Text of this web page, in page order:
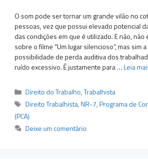
O som pode ser tornar um grande vilão no
pessoas, vez que possui elevado potencial
das condições em que é utilizado. E não, não
sobre o filme “Um lugar silencioso”, mas sim
possibilidade de perda auditiva dos
ruído excessivo. É justamente para …Leia
Categorias
Direito do Trabalho,Trabalhista
Tags
Direito Trabalhista,NR-7,Programa de
(PCA)
Deixe um comentário